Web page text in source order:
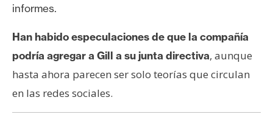
informes.
Han habido especulaciones de que la compañía
podría agregar a Gill a su junta directiva, aunque
hasta ahora parecen ser solo teorías que circulan
en las redes sociales.